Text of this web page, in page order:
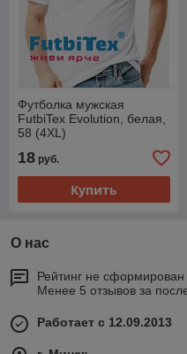
Футболка мужская
FutbiTex Evolution, белая,
58 (4XL)
18 руб.
Купить
О нас
Рейтинг не сформирован
Менее 5 отзывов за
Работает с 12.09.2013